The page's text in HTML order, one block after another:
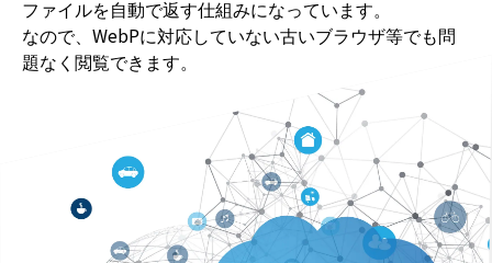
ブラウザを自動判別するのでWebP非対応でも大丈夫
imagyはアクセスしてきたブラウザを判別して、最適な
ファイルを自動で返す仕組みになっています。
なので、WebPに対応していない古いブラウザ等でも問
題なく閲覧できます。